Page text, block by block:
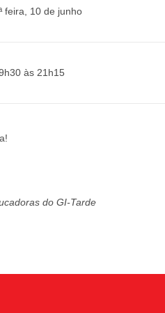
feira, 10 de junho
às 21h15
do GI-Tarde